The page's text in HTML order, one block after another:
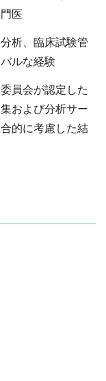
医
析、臨床試験管
ルな経験
員会が認定した
および分析サー
的に考慮した結